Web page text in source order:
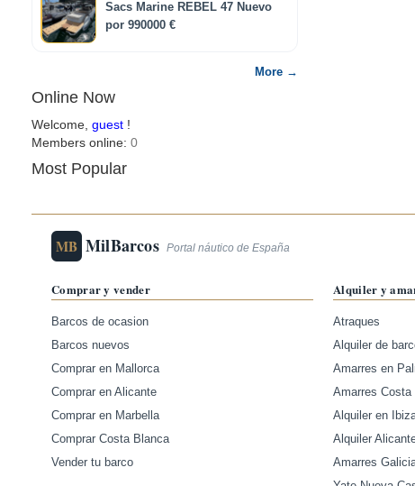
Sacs Marine REBEL 47 Nuevo
por 990000 €
More →
Online Now
Welcome, guest !
Members online: 0
Most Popular
MB MilBarcos Portal náutico de España
Comprar y vender
Barcos de ocasion
Barcos nuevos
Comprar en Mallorca
Comprar en Alicante
Comprar en Marbella
Comprar Costa Blanca
Vender tu barco
Alquiler y
Atraques
Alquiler de
Amarres en
Amarres Costa
Alquiler en
Alquiler
Amarres